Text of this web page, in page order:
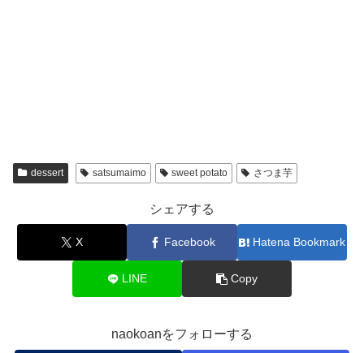
dessert satsumaimo sweet potato さつま芋
シェアする
X Facebook Hatena Bookmark
LINE Copy
naokoanをフォローする